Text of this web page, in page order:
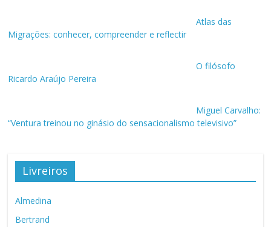
Atlas das
Migrações: conhecer, compreender e reflectir
O filósofo
Ricardo Araújo Pereira
Miguel Carvalho:
“Ventura treinou no ginásio do sensacionalismo televisivo”
Livreiros
Almedina
Bertrand